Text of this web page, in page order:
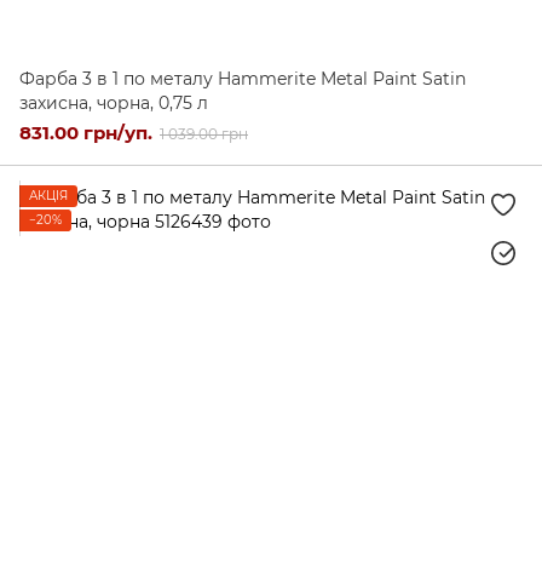
Фарба 3 в 1 по металу Hammerite Metal Paint Satin
захисна, чорна, 0,75 л
831.00 грн/уп. 1 039.00 грн
АКЦІЯ
−20%